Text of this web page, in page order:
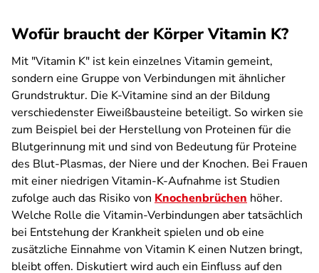
Wofür braucht der Körper Vitamin K?
Mit "Vitamin K" ist kein einzelnes Vitamin gemeint,
sondern eine Gruppe von Verbindungen mit ähnlicher
Grundstruktur. Die K-Vitamine sind an der Bildung
verschiedenster Eiweißbausteine beteiligt. So wirken sie
zum Beispiel bei der Herstellung von Proteinen für die
Blutgerinnung mit und sind von Bedeutung für Proteine
des Blut-Plasmas, der Niere und der Knochen. Bei Frauen
mit einer niedrigen Vitamin-K-Aufnahme ist Studien
zufolge auch das Risiko von Knochenbrüchen höher.
Welche Rolle die Vitamin-Verbindungen aber tatsächlich
bei Entstehung der Krankheit spielen und ob eine
zusätzliche Einnahme von Vitamin K einen Nutzen bringt,
bleibt offen. Diskutiert wird auch ein Einfluss auf den